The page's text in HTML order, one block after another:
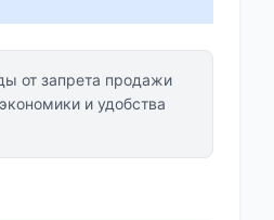
от запрета продажи
и удобства